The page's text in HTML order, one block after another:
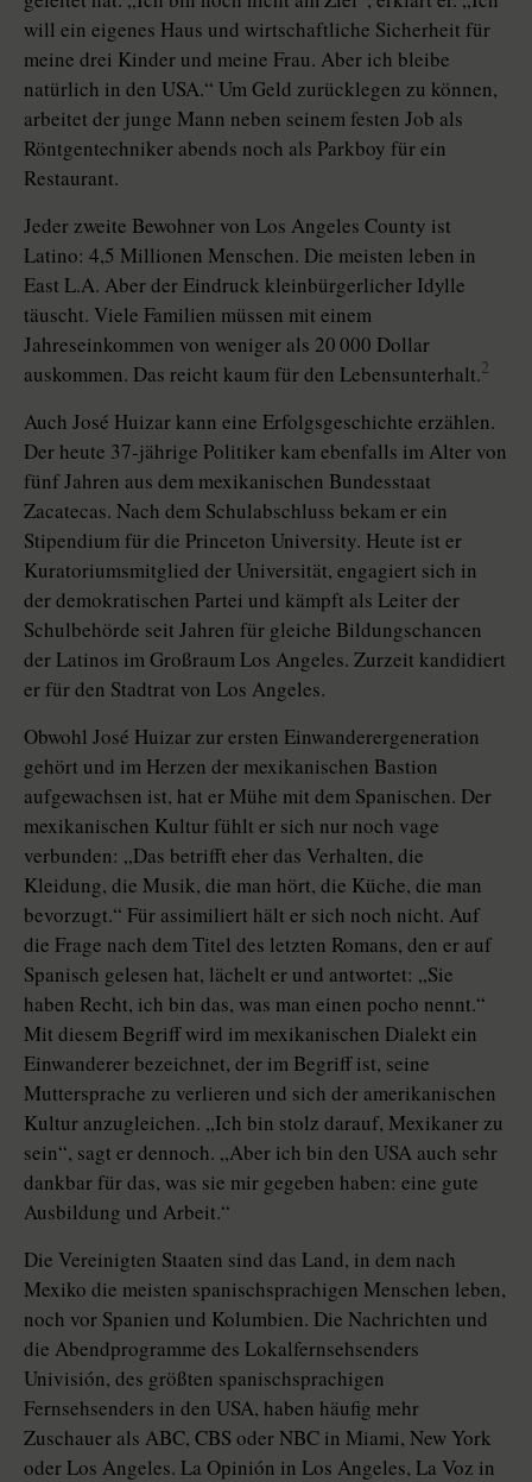
will ein eigenes Haus und wirtschaftliche Sicherheit für
meine drei Kinder und meine Frau. Aber ich bleibe
natürlich in den USA.“ Um Geld zurücklegen zu können,
arbeitet der junge Mann neben seinem festen Job als
Röntgentechniker abends noch als Parkboy für ein
Restaurant.
Jeder zweite Bewohner von Los Angeles County ist
Latino: 4,5 Millionen Menschen. Die meisten leben in
East L.A. Aber der Eindruck kleinbürgerlicher Idylle
täuscht. Viele Familien müssen mit einem
Jahreseinkommen von weniger als 20 000 Dollar
auskommen. Das reicht kaum für den Lebensunterhalt.2
Auch José Huizar kann eine Erfolgsgeschichte erzählen.
Der heute 37-jährige Politiker kam ebenfalls im Alter von
fünf Jahren aus dem mexikanischen Bundesstaat
Zacatecas. Nach dem Schulabschluss bekam er ein
Stipendium für die Princeton University. Heute ist er
Kuratoriumsmitglied der Universität, engagiert sich in
der demokratischen Partei und kämpft als Leiter der
Schulbehörde seit Jahren für gleiche Bildungschancen
der Latinos im Großraum Los Angeles. Zurzeit kandidiert
er für den Stadtrat von Los Angeles.
Obwohl José Huizar zur ersten Einwanderergeneration
gehört und im Herzen der mexikanischen Bastion
aufgewachsen ist, hat er Mühe mit dem Spanischen. Der
mexikanischen Kultur fühlt er sich nur noch vage
verbunden: „Das betrifft eher das Verhalten, die
Kleidung, die Musik, die man hört, die Küche, die man
bevorzugt.“ Für assimiliert hält er sich noch nicht. Auf
die Frage nach dem Titel des letzten Romans, den er auf
Spanisch gelesen hat, lächelt er und antwortet: „Sie
haben Recht, ich bin das, was man einen pocho nennt.“
Mit diesem Begriff wird im mexikanischen Dialekt ein
Einwanderer bezeichnet, der im Begriff ist, seine
Muttersprache zu verlieren und sich der amerikanischen
Kultur anzugleichen. „Ich bin stolz darauf, Mexikaner zu
sein“, sagt er dennoch. „Aber ich bin den USA auch sehr
dankbar für das, was sie mir gegeben haben: eine gute
Ausbildung und Arbeit.“
Die Vereinigten Staaten sind das Land, in dem nach
Mexiko die meisten spanischsprachigen Menschen leben,
noch vor Spanien und Kolumbien. Die Nachrichten und
die Abendprogramme des Lokalfernsehsenders
Univisión, des größten spanischsprachigen
Fernsehsenders in den USA, haben häufig mehr
Zuschauer als ABC, CBS oder NBC in Miami, New York
oder Los Angeles. La Opinión in Los Angeles, La Voz in